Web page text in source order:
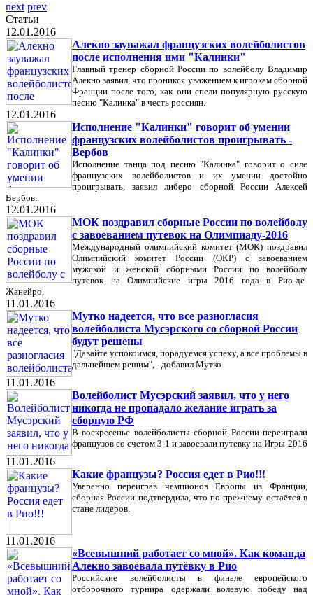
next prev
Статьи
12.01.2016
Алекно зауважал французских волейболистов
после исполнения ими "Калинки"
Главный тренер сборной России по волейболу Владимир
Алекно заявил, что проникся уважением к игрокам сборной
Франции после того, как они спели популярную русскую
песню "Калинка" в честь россиян.
12.01.2016
Исполнение "Калинки" говорит об умении
французских волейболистов проигрывать -
Вербов
Исполнение танца под песню "Калинка" говорит о силе
французских волейболистов и их умении достойно
проигрывать, заявил либеро сборной России Алексей
Вербов.
12.01.2016
МОК поздравил сборные России по волейболу
с завоеванием путевок на Олимпиаду-2016
Международный олимпийский комитет (МОК) поздравил
Олимпийский комитет России (ОКР) с завоеванием
мужской и женской сборными России по волейболу
путевок на Олимпийские игры 2016 года в Рио-де-
Жанейро.
11.01.2016
Мутко надеется, что все разногласия
волейболиста Мусэрского со сборной России
будут решены
"Давайте успокоимся, порадуемся успеху, а все проблемы в
дальнейшем решим", - добавил Мутко
11.01.2016
Волейболист Мусэрский заявил, что у него
никогда не пропадало желание играть за
сборную РФ
В воскресенье волейболисты сборной России переиграли
французов со счетом 3-1 и завоевали путевку на Игры-2016
11.01.2016
Какие французы? Россия едет в Рио!!!
Уверенно переиграв чемпионов Европы из Франции,
сборная России подтвердила, что по-прежнему остаётся в
стане лидеров.
11.01.2016
«Всевышний работает со мной». Как команда
Алекно завоевала путёвку в Рио
Российские волейболисты в финале европейского
отборочного турнира одержали волевую победу над